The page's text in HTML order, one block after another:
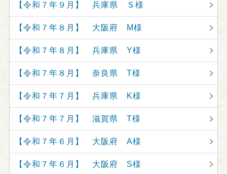
【令和７年９月】 兵庫県 Ｓ様
【令和７年８月】 大阪府 M様
【令和７年８月】 兵庫県 Y様
【令和７年８月】 奈良県 T様
【令和７年７月】 兵庫県 K様
【令和７年７月】 滋賀県 T様
【令和７年６月】 大阪府 A様
【令和７年６月】 大阪府 S様